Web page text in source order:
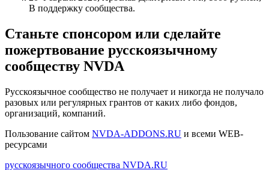
В поддержку сообщества.
Станьте спонсором или сделайте
пожертвование русскоязычному
сообществу NVDA
Русскоязычное сообщество не получает и никогда не получало
разовых или регулярных грантов от каких либо фондов,
организаций, компаний.
Пользование сайтом NVDA-ADDONS.RU и всеми WEB-
ресурсами
русскоязычного сообщества NVDA.RU